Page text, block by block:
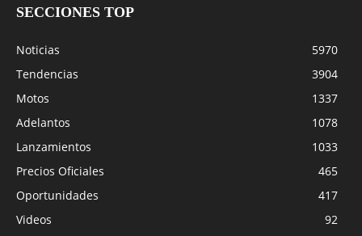
SECCIONES TOP
Noticias
5970
Tendencias
3904
Motos
1337
Adelantos
1078
Lanzamientos
1033
Precios Oficiales
465
Oportunidades
417
Videos
92